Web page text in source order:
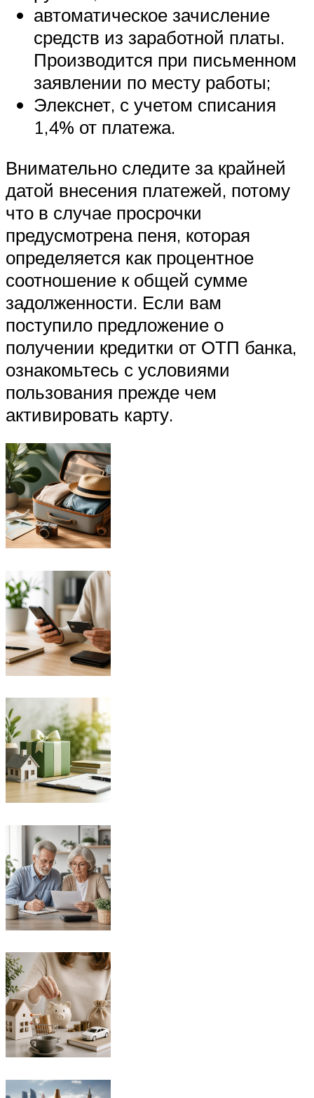
автоматическое зачисление
средств из заработной платы.
Производится при письменном
заявлении по месту работы;
Элекснет, с учетом списания
1,4% от платежа.
Внимательно следите за крайней
датой внесения платежей, потому
что в случае просрочки
предусмотрена пеня, которая
определяется как процентное
соотношение к общей сумме
задолженности. Если вам
поступило предложение о
получении кредитки от ОТП банка,
ознакомьтесь с условиями
пользования прежде чем
активировать карту.